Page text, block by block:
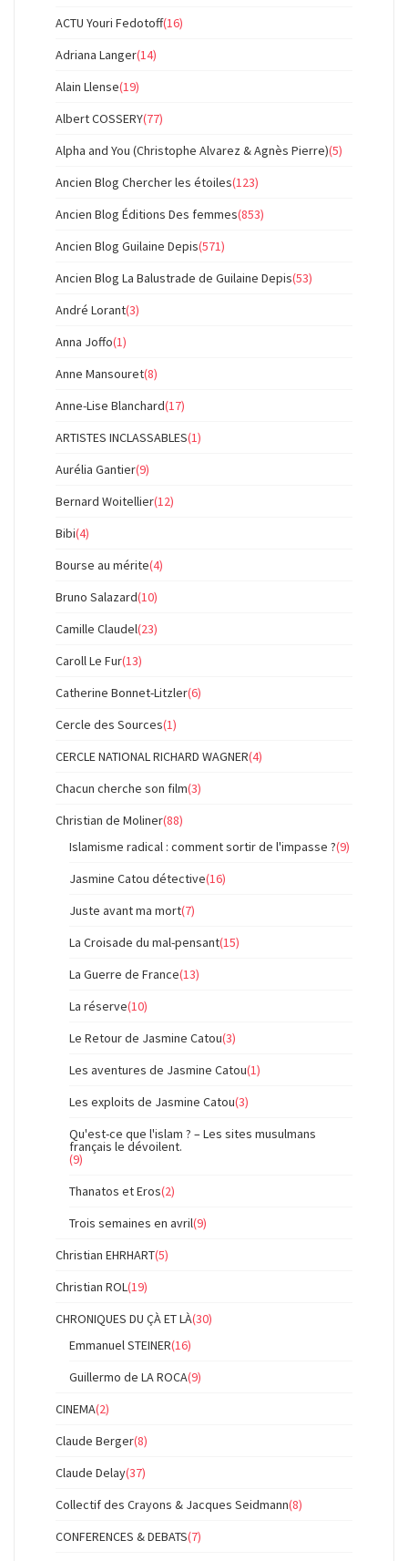
ACTU Youri Fedotoff(16)
Adriana Langer(14)
Alain Llense(19)
Albert COSSERY(77)
Alpha and You (Christophe Alvarez & Agnès Pierre)(5)
Ancien Blog Chercher les étoiles(123)
Ancien Blog Éditions Des femmes(853)
Ancien Blog Guilaine Depis(571)
Ancien Blog La Balustrade de Guilaine Depis(53)
André Lorant(3)
Anna Joffo(1)
Anne Mansouret(8)
Anne-Lise Blanchard(17)
ARTISTES INCLASSABLES(1)
Aurélia Gantier(9)
Bernard Woitellier(12)
Bibi(4)
Bourse au mérite(4)
Bruno Salazard(10)
Camille Claudel(23)
Caroll Le Fur(13)
Catherine Bonnet-Litzler(6)
Cercle des Sources(1)
CERCLE NATIONAL RICHARD WAGNER(4)
Chacun cherche son film(3)
Christian de Moliner(88)
Islamisme radical : comment sortir de l'impasse ?(9)
Jasmine Catou détective(16)
Juste avant ma mort(7)
La Croisade du mal-pensant(15)
La Guerre de France(13)
La réserve(10)
Le Retour de Jasmine Catou(3)
Les aventures de Jasmine Catou(1)
Les exploits de Jasmine Catou(3)
Qu'est-ce que l'islam ? – Les sites musulmans
français le dévoilent.
(9)
Thanatos et Eros(2)
Trois semaines en avril(9)
Christian EHRHART(5)
Christian ROL(19)
CHRONIQUES DU ÇÀ ET LÀ(30)
Emmanuel STEINER(16)
Guillermo de LA ROCA(9)
CINEMA(2)
Claude Berger(8)
Claude Delay(37)
Collectif des Crayons & Jacques Seidmann(8)
CONFERENCES & DEBATS(7)